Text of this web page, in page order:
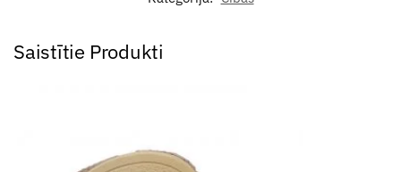
Saistītie Produkti